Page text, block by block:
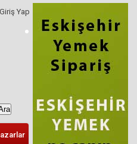
Giriş Yap